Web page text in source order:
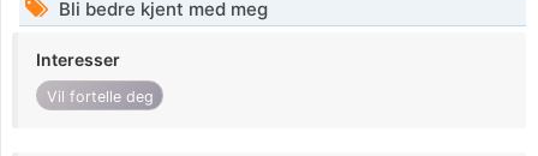
Bli bedre kjent med meg
Interesser
Vil fortelle deg